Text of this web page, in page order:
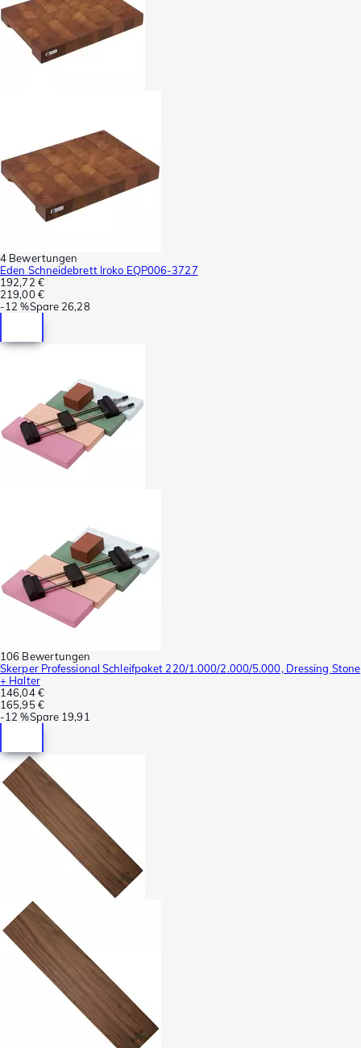
4 Bewertungen
Eden Schneidebrett Iroko EQP006-3727
192,72 €
219,00 €
-12 %Spare 26,28
106 Bewertungen
Skerper Professional Schleifpaket 220/1.000/2.000/5.000, Dressing Stone
+ Halter
146,04 €
165,95 €
-12 %Spare 19,91